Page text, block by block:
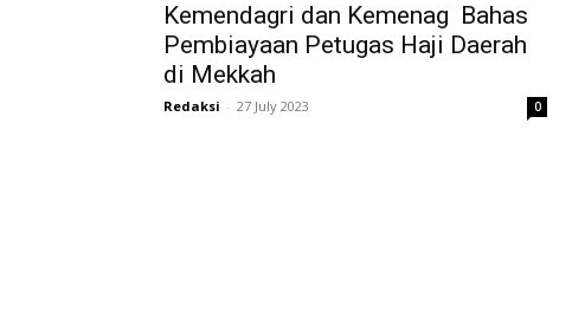
Kemendagri dan Kemenag Bahas
Pembiayaan Petugas Haji Daerah
di Mekkah
Redaksi - 27 July 2023 0